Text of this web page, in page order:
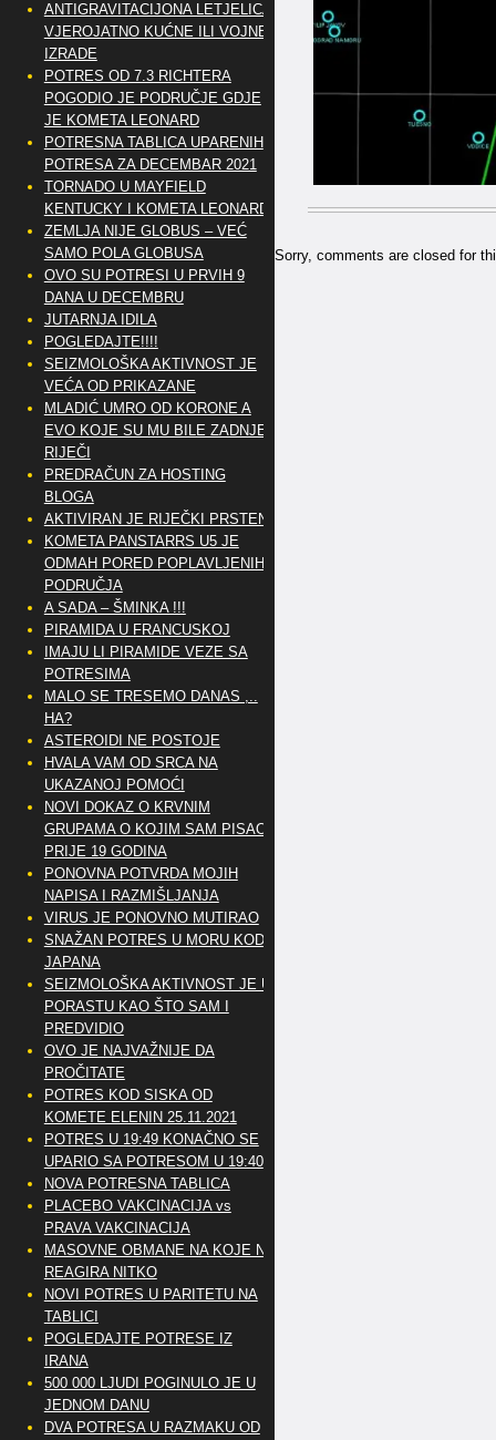
Sorry, comments are closed for
ANTIGRAVITACIJONA LETJELICA
VJEROJATNO KUĆNE ILI VOJNE
IZRADE
POTRES OD 7.3 RICHTERA
POGODIO JE PODRUČJE GDJE
JE KOMETA LEONARD
POTRESNA TABLICA UPARENIH
POTRESA ZA DECEMBAR 2021
TORNADO U MAYFIELD
KENTUCKY I KOMETA LEONARD
ZEMLJA NIJE GLOBUS – VEĆ
SAMO POLA GLOBUSA
OVO SU POTRESI U PRVIH 9
DANA U DECEMBRU
JUTARNJA IDILA
POGLEDAJTE!!!!
SEIZMOLOŠKA AKTIVNOST JE
VEĆA OD PRIKAZANE
MLADIĆ UMRO OD KORONE A
EVO KOJE SU MU BILE ZADNJE
RIJEČI
PREDRAČUN ZA HOSTING
BLOGA
AKTIVIRAN JE RIJEČKI PRSTEN
KOMETA PANSTARRS U5 JE
ODMAH PORED POPLAVLJENIH
PODRUČJA
A SADA – ŠMINKA !!!
PIRAMIDA U FRANCUSKOJ
IMAJU LI PIRAMIDE VEZE SA
POTRESIMA
MALO SE TRESEMO DANAS ,..
HA?
ASTEROIDI NE POSTOJE
HVALA VAM OD SRCA NA
UKAZANOJ POMOĆI
NOVI DOKAZ O KRVNIM
GRUPAMA O KOJIM SAM PISAO
PRIJE 19 GODINA
PONOVNA POTVRDA MOJIH
NAPISA I RAZMIŠLJANJA
VIRUS JE PONOVNO MUTIRAO
SNAŽAN POTRES U MORU KOD
JAPANA
SEIZMOLOŠKA AKTIVNOST JE U
PORASTU KAO ŠTO SAM I
PREDVIDIO
OVO JE NAJVAŽNIJE DA
PROČITATE
POTRES KOD SISKA OD
KOMETE ELENIN 25.11.2021
POTRES U 19:49 KONAČNO SE
UPARIO SA POTRESOM U 19:40
NOVA POTRESNA TABLICA
PLACEBO VAKCINACIJA vs
PRAVA VAKCINACIJA
MASOVNE OBMANE NA KOJE NE
REAGIRA NITKO
NOVI POTRES U PARITETU NA
TABLICI
POGLEDAJTE POTRESE IZ
IRANA
500 000 LJUDI POGINULO JE U
JEDNOM DANU
DVA POTRESA U RAZMAKU OD